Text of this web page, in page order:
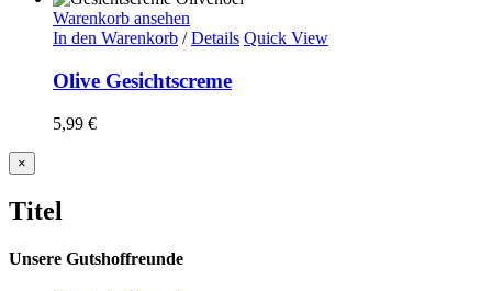
Warenkorb ansehen
In den Warenkorb / Details Quick View
Olive Gesichtscreme
5,99 €
Close
product
view
×
Titel
Unsere Gutshoffreunde